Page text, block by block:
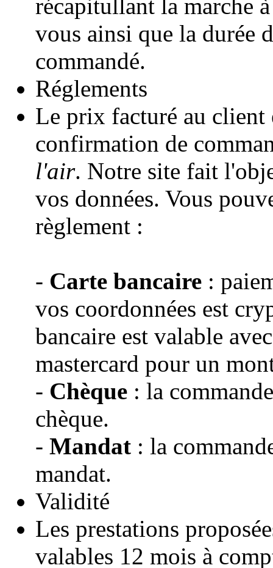
récapitullant la marche
vous ainsi que la durée
commandé.
Réglements
Le prix facturé au
confirmation de
l'air. Notre site fait
vos données. Vous
règlement :
- Carte bancaire :
vos coordonnées est
bancaire est valable
mastercard pour un
- Chèque : la
chèque.
- Mandat : la
mandat.
Validité
Les prestations
valables 12 mois à